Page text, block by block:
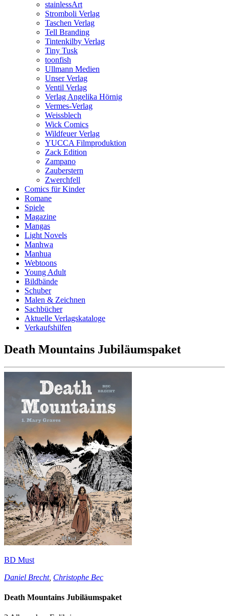
stainlessArt
Stromboli Verlag
Taschen Verlag
Tell Branding
Tintenkilby Verlag
Tiny Tusk
toonfish
Ullmann Medien
Unser Verlag
Ventil Verlag
Verlag Angelika Hörnig
Vermes-Verlag
Weissblech
Wick Comics
Wildfeuer Verlag
YUCCA Filmproduktion
Zack Edition
Zampano
Zauberstern
Zwerchfell
Comics für Kinder
Romane
Spiele
Magazine
Mangas
Light Novels
Manhwa
Manhua
Webtoons
Young Adult
Bildbände
Schuber
Malen & Zeichnen
Sachbücher
Aktuelle Verlagskataloge
Verkaufshilfen
Death Mountains Jubiläumspaket
BD Must
Daniel Brecht, Christophe Bec
Death Mountains Jubiläumspaket